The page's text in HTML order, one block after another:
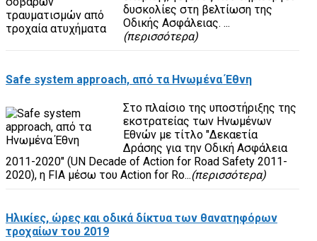
δυσκολίες στη βελτίωση της
Οδικής Ασφάλειας. ...
(περισσότερα)
Safe system approach, από τα Ηνωμένα Έθνη
Στο πλαίσιο της υποστήριξης της
εκστρατείας των Ηνωμένων
Εθνών με τίτλο "Δεκαετία
Δράσης για την Οδική Ασφάλεια
2011-2020" (UN Decade of Action for Road Safety 2011-
2020), η FIA μέσω του Action for Ro...(περισσότερα)
Ηλικίες, ώρες και οδικά δίκτυα των θανατηφόρων
τροχαίων του 2019